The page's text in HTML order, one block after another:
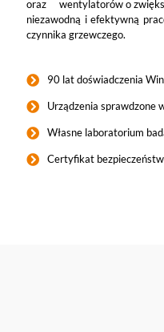
oraz wentylatorów o
niezawodną i efektywną
czynnika grzewczego.
90 lat doświadczenia
Urządzenia sprawdzone
Własne laboratorium
Certyfikat